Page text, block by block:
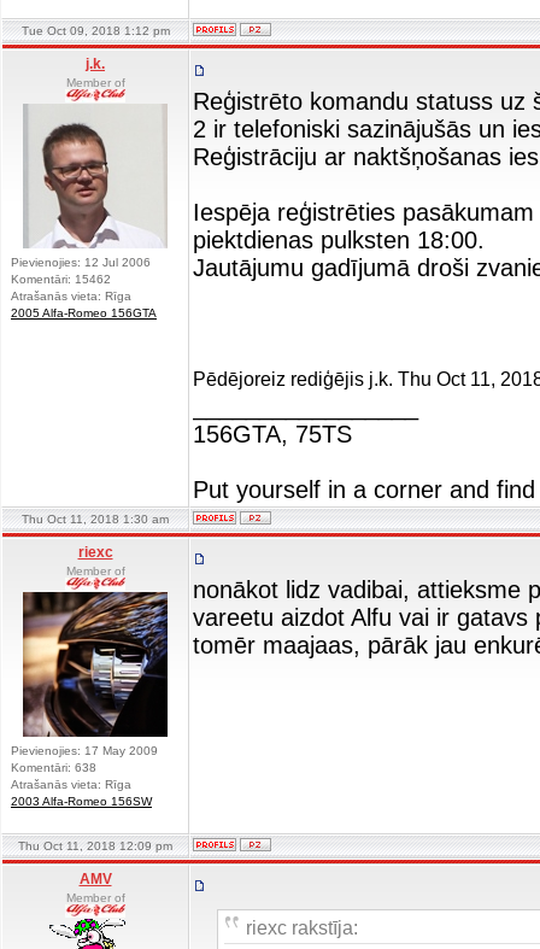
Tue Oct 09, 2018 1:12 pm
j.k.
Member of
Pievienojies: 12 Jul 2006
Komentāri: 15462
Atrašanās vieta: Rīga
2005 Alfa-Romeo 156GTA
Reģistrēto komandu statuss uz
2 ir telefoniski sazinājušās un
Reģistrāciju ar naktšņošanas
Iespēja reģistrēties
piektdienas pulksten 18:00.
Jautājumu gadījumā droši
Pēdējoreiz rediģējis j.k. Thu Oct 11,
156GTA, 75TS
Put yourself in a corner and
Thu Oct 11, 2018 1:30 am
riexc
Member of
Pievienojies: 17 May 2009
Komentāri: 638
Atrašanās vieta: Rīga
2003 Alfa-Romeo 156SW
nonākot lidz vadibai,
vareetu aizdot Alfu vai ir
tomēr maajaas, pārāk jau
Thu Oct 11, 2018 12:09 pm
AMV
Member of
riexc rakstīja: